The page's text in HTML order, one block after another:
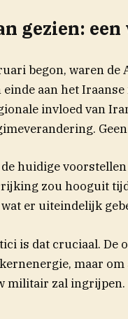
gezien:
begon, waren de
aan het
invloed van
huidige
zou hooguit
er uiteindelijk
is dat cruciaal. De
maar
militair zal ingrijpen.